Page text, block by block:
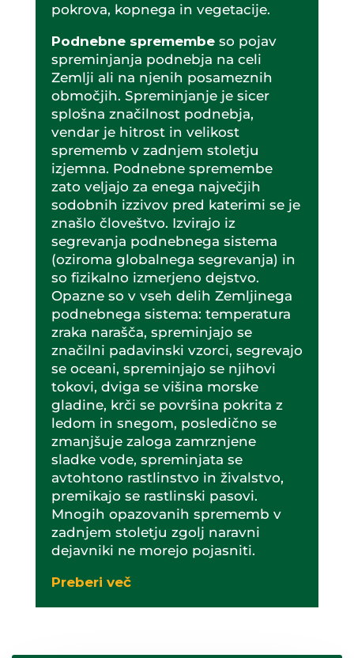
pokrova, kopnega in vegetacije.
Podnebne spremembeso pojav
spreminjanja podnebja na celi
Zemlji ali na njenih posameznih
območjih. Spreminjanje je sicer
splošna značilnost podnebja,
vendar je hitrost in velikost
sprememb v zadnjem stoletju
izjemna. Podnebne spremembe
zato veljajo za enega največjih
sodobnih izzivov pred katerimi se je
znašlo človeštvo. Izvirajo iz
segrevanja podnebnega sistema
(oziroma globalnega segrevanja) in
so fizikalno izmerjeno dejstvo.
Opazne so v vseh delih Zemljinega
podnebnega sistema: temperatura
zraka narašča, spreminjajo se
značilni padavinski vzorci, segrevajo
se oceani, spreminjajo se njihovi
tokovi, dviga se višina morske
gladine, krči se površina pokrita z
ledom in snegom, posledično se
zmanjšuje zaloga zamrznjene
sladke vode, spreminjata se
avtohtono rastlinstvo in živalstvo,
premikajo se rastlinski pasovi.
Mnogih opazovanih sprememb v
zadnjem stoletju zgolj naravni
dejavniki ne morejo pojasniti.
Preberi več